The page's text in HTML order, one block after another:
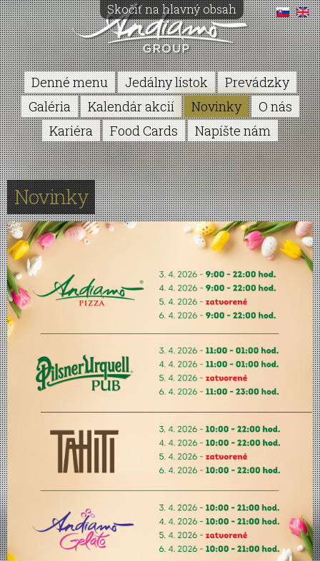
Skočiť na hlavný obsah
Denné menu Jedálny lístok
Prevádzky
Galéria
Kalendár akcií Novinky
O nás
Kariéra
Food Cards Napíšte nám
Novinky